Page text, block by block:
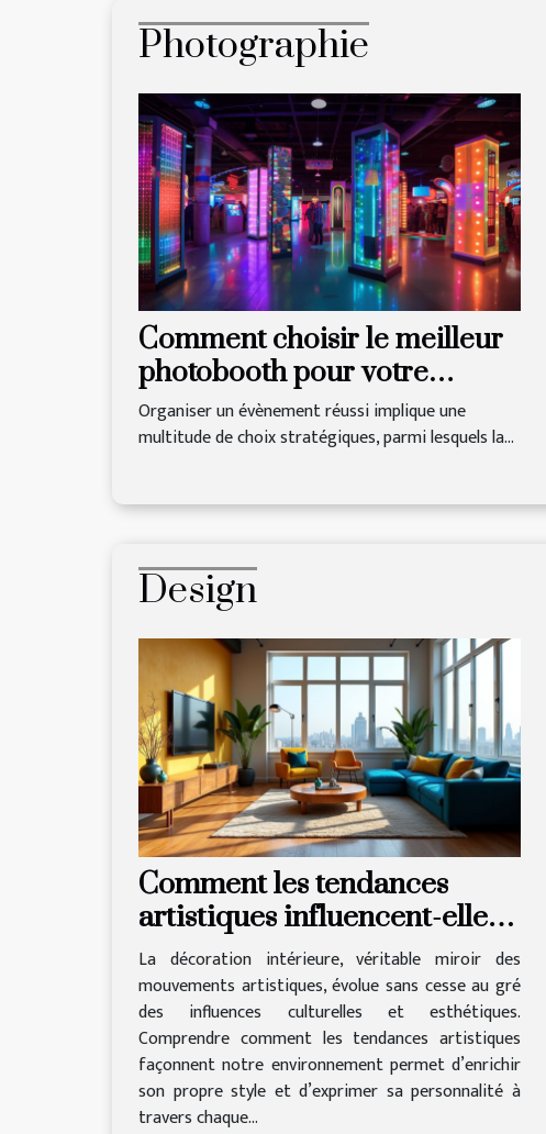
Photographie
Comment choisir le meilleur
photobooth pour votre
prochain événement
Organiser un évènement réussi implique une
multitude de choix stratégiques, parmi lesquels la...
Design
Comment les tendances
artistiques influencent-elles
la décoration intérieure ?
La décoration intérieure, véritable miroir des
mouvements artistiques, évolue sans cesse au gré
des influences culturelles et esthétiques.
Comprendre comment les tendances artistiques
façonnent notre environnement permet d’enrichir
son propre style et d’exprimer sa personnalité à
travers chaque...